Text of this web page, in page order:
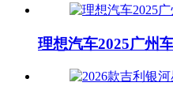
理想汽车2025广州